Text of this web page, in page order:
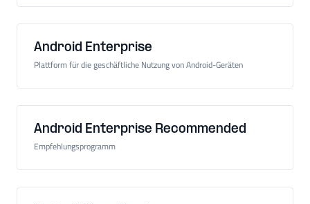
Android Enterprise
Plattform für die geschäftliche Nutzung von Android-Geräten
Android Enterprise Recommended
Empfehlungsprogramm